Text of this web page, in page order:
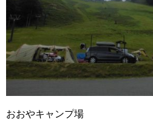
おおやキャンプ場